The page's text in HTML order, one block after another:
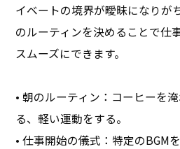
イベートの境界が曖昧になりが
のルーティンを決めることで仕
スムーズにできます。
• 朝のルーティン：コーヒーを
る、軽い運動をする。
• 仕事開始の儀式：特定のBGM